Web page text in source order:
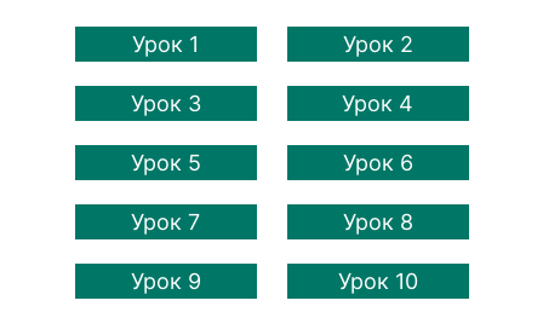
Урок 1 Урок 2
Урок 3 Урок 4
Урок 5 Урок 6
Урок 7 Урок 8
Урок 9 Урок 10